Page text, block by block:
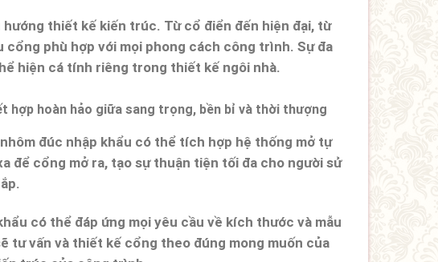
thiết kế kiến trúc. Từ cổ điển đến hiện đại, từ
phù hợp với mọi phong cách công trình. Sự đa
hiện cá tính riêng trong thiết kế ngôi nhà.
đúc nhập khẩu có thể tích hợp hệ thống mở tự
để cổng mở ra, tạo sự thuận tiện tối đa cho người sử
có thể đáp ứng mọi yêu cầu về kích thước và mẫu
tư vấn và thiết kế cổng theo đúng mong muốn của